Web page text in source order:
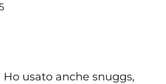
di 5 su 5 stelle
usato anche snuggs,